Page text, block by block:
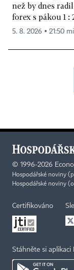
než by dnes
forex s pákou 1 :
5. 8. 2026 ▪ 21:50
© 1996-2026
Hospodářské noviny
Hospodářské noviny
Certifikováno
Stáhněte si aplikaci